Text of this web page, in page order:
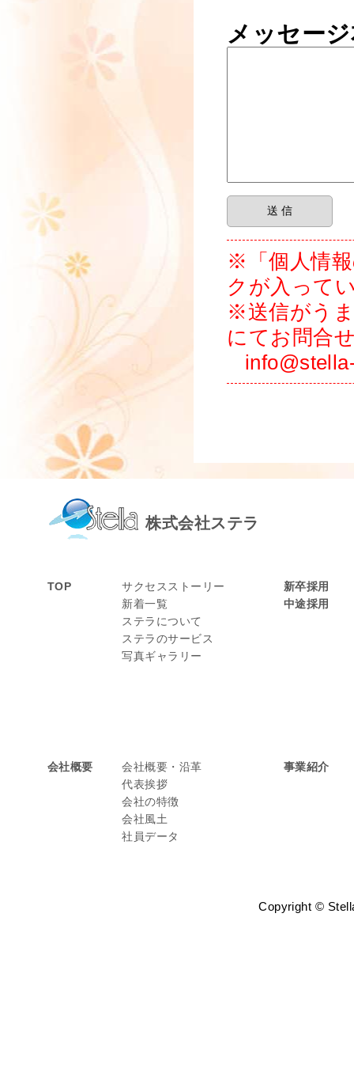
メッセー
※「個人情
クが入って
※送信がう
にてお問合
株式会社ステラ
TOP
サクセスストーリー
新着一覧
ステラについて
ステラのサービス
写真ギャラリー
新卒採用
中途採用
会社概要
会社概要・沿革
代表挨拶
会社の特徴
会社風土
社員データ
事業紹介
Copyright ©